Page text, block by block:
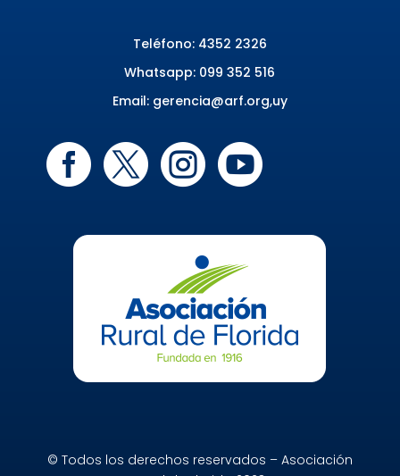
Teléfono: 4352 2326
Whatsapp: 099 352 516
Email:gerencia@arf.org,uy
   
© Todos los derechos reservados – Asociación